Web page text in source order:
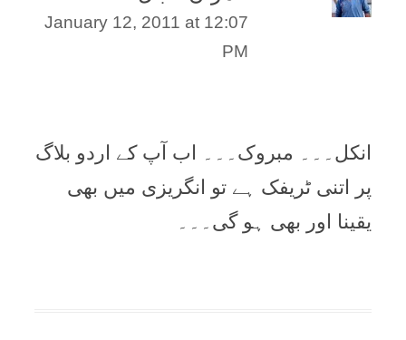
January 12, 2011 at 12:07
PM
انکل۔۔۔ مبروک۔۔۔ اب آپ کے اردو بلاگ
پر اتنی ٹریفک ہے تو انگریزی میں بھی
یقینا اور بھی ہو گی۔۔۔